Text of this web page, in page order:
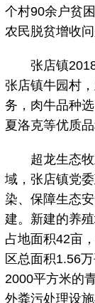
个村90余户贫
农民脱贫增收问
张店镇2018
张店镇牛园村
务，肉牛品种
夏洛克等优质
超龙生态牧
域，张店镇党
染、保障生态
建。新建的养
占地面积42亩
区总面积1.56
2000平方米的
外粪污处理设